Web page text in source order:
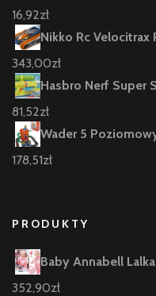
16,92zł
Nikko Rc Velocitrax
343,00zł
Hasbro Nerf Super
81,52zł
Wader 5
178,51zł
PRODUKTY
Baby Annabell
352,90zł